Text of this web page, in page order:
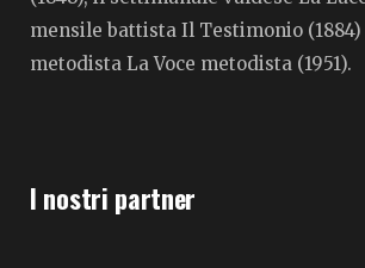
mensile battista Il Testimonio
metodista La Voce metodista (1951).
I nostri partner